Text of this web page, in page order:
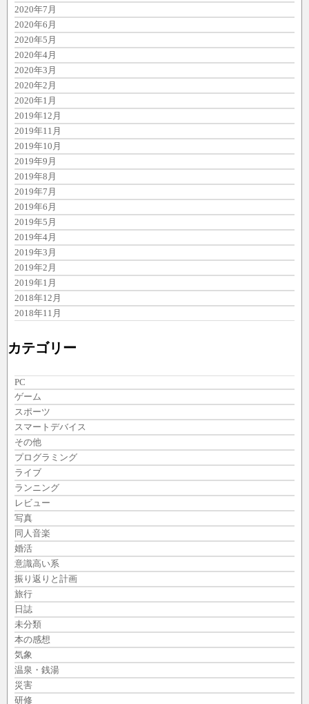
2020年7月
2020年6月
2020年5月
2020年4月
2020年3月
2020年2月
2020年1月
2019年12月
2019年11月
2019年10月
2019年9月
2019年8月
2019年7月
2019年6月
2019年5月
2019年4月
2019年3月
2019年2月
2019年1月
2018年12月
2018年11月
カテゴリー
PC
ゲーム
スポーツ
スマートデバイス
その他
プログラミング
ライブ
ランニング
レビュー
写真
同人音楽
婚活
意識高い系
振り返りと計画
旅行
日誌
未分類
本の感想
気象
温泉・銭湯
災害
研修